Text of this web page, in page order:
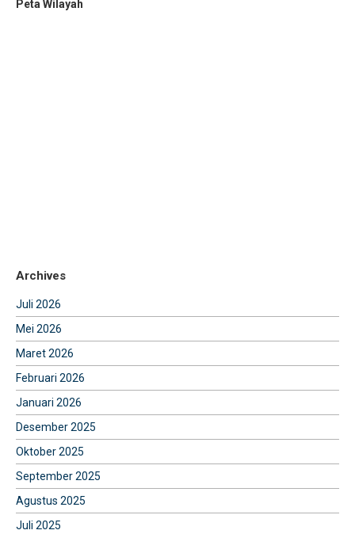
Peta Wilayah
Archives
Juli 2026
Mei 2026
Maret 2026
Februari 2026
Januari 2026
Desember 2025
Oktober 2025
September 2025
Agustus 2025
Juli 2025